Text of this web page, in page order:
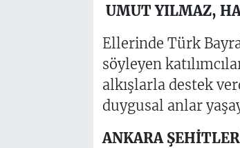
UMUT YILMAZ,
Ellerinde Türk
söyleyen
alkışlarla destek
duygusal anlar
ANKARA